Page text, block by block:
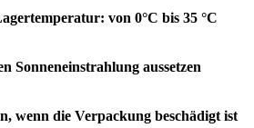
von 0°C bis 35 °C
Sonneneinstrahlung aussetzen
wenn die Verpackung beschädigt ist